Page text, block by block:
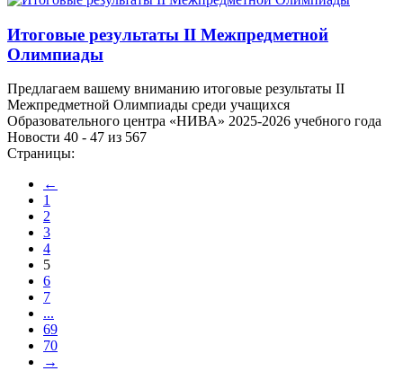
Итоговые результаты II Межпредметной
Олимпиады
Предлагаем вашему вниманию итоговые результаты II
Межпредметной Олимпиады среди учащихся
Образовательного центра «НИВА» 2025-2026 учебного года
Новости 40 - 47 из 567
Страницы:
←
1
2
3
4
5
6
7
...
69
70
→